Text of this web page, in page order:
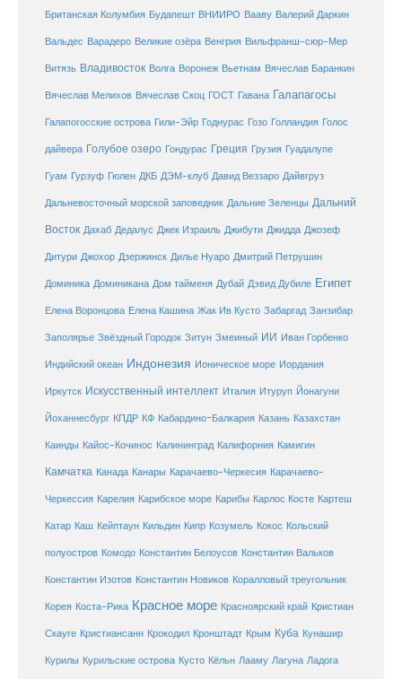
Британская Колумбия Будапешт ВНИИРО Вааву Валерий Даркин
Вальдес Варадеро Великие озёра Венгрия Вильфранш-сюр-Мер
Витязь Владивосток Волга Воронеж Вьетнам Вячеслав Баранкин
Вячеслав Мелихов Вячеслав Скоц ГОСТ Гавана Галапагосы
Галапогосские острова Гили-Эйр Годнурас Гозо Голландия Голос
дайвера Голубое озеро Гондурас Греция Грузия Гуадалупе
Гуам Гурзуф Гюлен ДКБ ДЭМ-клуб Давид Веззаро Дайвгруз
Дальневосточный морской заповедник Дальние Зеленцы Дальний
Восток Дахаб Дедалус Джек Израиль Джибути Джидда Джозеф
Дитури Джохор Дзержинск Дилье Нуаро Дмитрий Петрушин
Доминика Доминикана Дом тайменя Дубай Дэвид Дубиле Египет
Елена Воронцова Елена Кашина Жак Ив Кусто Забаргад Занзибар
Заполярье Звёздный Городок Зитун Змеиный ИИ Иван Горбенко
Индийский океан Индонезия Ионическое море Иордания
Иркутск Искусственный интеллект Италия Итуруп Йонагуни
Йоханнесбург КПДР КФ Кабардино-Балкария Казань Казахстан
Каинды Кайос-Кочинос Калининград Калифорния Камигин
Камчатка Канада Канары Карачаево-Черкесия Карачаево-
Черкессия Карелия Карибское море Карибы Карлос Косте Картеш
Катар Каш Кейптаун Кильдин Кипр Козумель Кокос Кольский
полуостров Комодо Константин Белоусов Константин Вальков
Константин Изотов Константин Новиков Коралловый треугольник
Корея Коста-Рика Красное море Красноярский край Кристиан
Скауге Кристиансанн Крокодил Кронштадт Крым Куба Кунашир
Курилы Курильские острова Кусто Кёльн Лааму Лагуна Ладога